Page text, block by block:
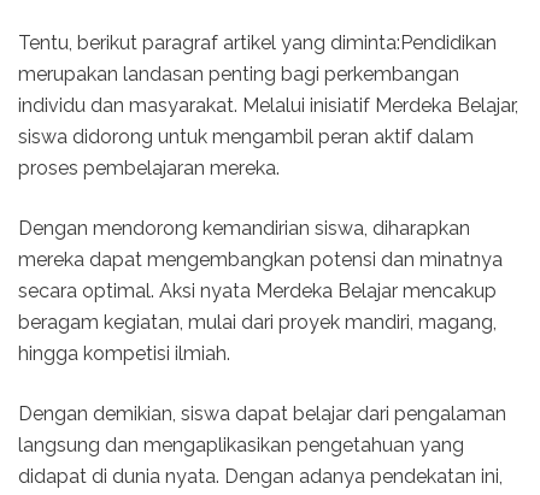
Tentu, berikut paragraf artikel yang diminta:Pendidikan
merupakan landasan penting bagi perkembangan
individu dan masyarakat. Melalui inisiatif Merdeka Belajar,
siswa didorong untuk mengambil peran aktif dalam
proses pembelajaran mereka.
Dengan mendorong kemandirian siswa, diharapkan
mereka dapat mengembangkan potensi dan minatnya
secara optimal. Aksi nyata Merdeka Belajar mencakup
beragam kegiatan, mulai dari proyek mandiri, magang,
hingga kompetisi ilmiah.
Dengan demikian, siswa dapat belajar dari pengalaman
langsung dan mengaplikasikan pengetahuan yang
didapat di dunia nyata. Dengan adanya pendekatan ini,